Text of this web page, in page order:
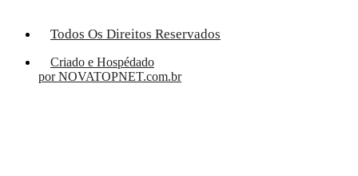
Todos Os Direitos Reservados
Criado e Hospédado
por NOVATOPNET.com.br